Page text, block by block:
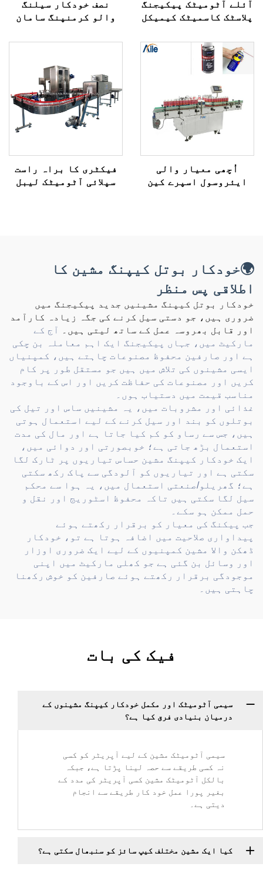
آئلے آٹومیٹک پیکیجنگ
پلاسٹک کاسمیٹک کیمیکل
اینڈ کارٹن ٹیپ سیلنگ
پیکنگ مشین کے لیے
نصف خودکار سیلنگ
والو کرمنپنگ سامان
اُچھی معیار والی
ایئروسول اسپرے کین
فیکٹری کا براہ راست
سپلائی آٹومیٹک لیبل
🌍خودکار بوتل کیپنگ مشین کا
اطلاقی پس منظر
خودکار بوتل کیپنگ مشینیں جدید پیکیجنگ میں
ضروری ہیں، جو دستی سیل کرنے کی جگہ زیادہ کارآمد
اور قابل بھروسہ عمل کے ساتھ لیتی ہیں۔
آج کے
مارکیٹ میں، جہاں پیکیجنگ ایک اہم معاملہ بن چکی
ہے اور صارفین محفوظ مصنوعات چاہتے ہیں، کمپنیاں
ایسی مشینوں کی تلاش میں ہیں جو مستقل طور پر کام
کریں اور مصنوعات کی حفاظت کریں اور اس کے باوجود
مناسب قیمت میں دستیاب ہوں۔
غذائی اور مشروبات میں، یہ مشینیں ساس اور تیل کی
بوتلوں کو بند اور سیل کرنے کے لیے استعمال ہوتی
ہیں، جس سے رساو کو کم کیا جاتا ہے اور مال کی مدت
استعمال بڑھ جاتی ہے؛ خوبصورتی اور دوائی میں،
ایک خودکار کیپنگ مشین حساس تیاریوں پر ٹارک لگا
سکتی ہے اور تیاریوں کو آلودگی سے پاک رکھ سکتی
ہے؛ گھریلو/صنعتی استعمال میں، یہ ہوا سے محکم
سیل لگا سکتی ہیں تاکہ محفوظ اسٹوریج اور نقل و
حمل ممکن ہو سکے۔
جب پیکنگ کی معیار کو برقرار رکھتے ہوئے
پیداواری صلاحیت میں اضافہ ہوتا ہے تو، خودکار
ڈھکن والا مشین کمپنیوں کے لیے ایک ضروری اوزار
اور وسائل بن گئی ہے جو کھلی مارکیٹ میں اپنی
موجودگی برقرار رکھتے ہوئے صارفین کو خوش رکھنا
چاہتی ہیں۔
فیک کی بات
سیمی آٹومیٹک اور مکمل خودکار کیپنگ مشینوں کے
درمیان بنیادی فرق کیا ہے؟
سیمی آٹومیٹک مشین کے لیے آپریٹر کو کسی
نہ کسی طریقے سے حصہ لینا پڑتا ہے، جبکہ
بالکل آٹومیٹک مشین کسی آپریٹر کی مدد کے
بغیر پورا عمل خود کار طریقے سے انجام
دیتی ہے۔
کیا ایک مشین مختلف کیپ سائز کو سنبھال سکتی ہے؟